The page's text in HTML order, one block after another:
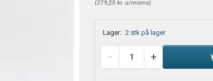
(279,20 kr. u/moms)
Lager: 2 stk på lager